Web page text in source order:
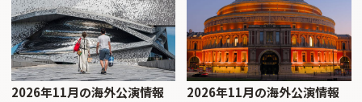
2026年11月の海外公演情報
2026年11月の海外公演情報